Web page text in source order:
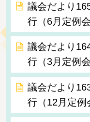
議会だより
行（6月定例会
議会だより
行（3月定例会
議会だより
行（12月定例